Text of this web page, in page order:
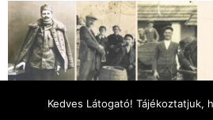
Kedves Látogató! Tájékoztatjuk,